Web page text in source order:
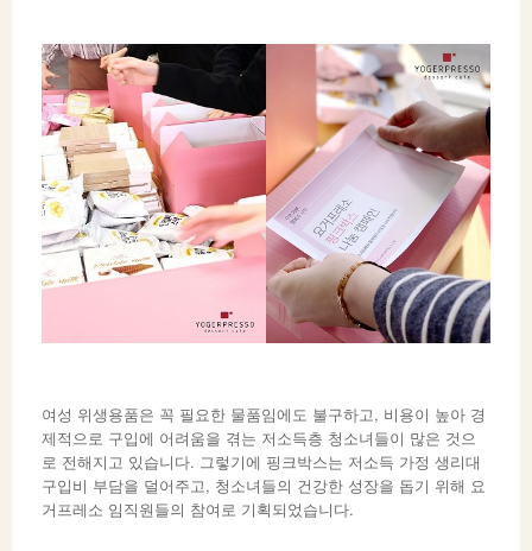
여성 위생용품은 꼭 필요한 물품임에도 불구하고, 비용이 높아 경
제적으로 구입에 어려움을 겪는 저소득층 청소녀들이 많은 것으
로 전해지고 있습니다. 그렇기에 핑크박스는 저소득 가정 생리대
구입비 부담을 덜어주고, 청소녀들의 건강한 성장을 돕기 위해 요
거프레소 임직원들의 참여로 기획되었습니다.